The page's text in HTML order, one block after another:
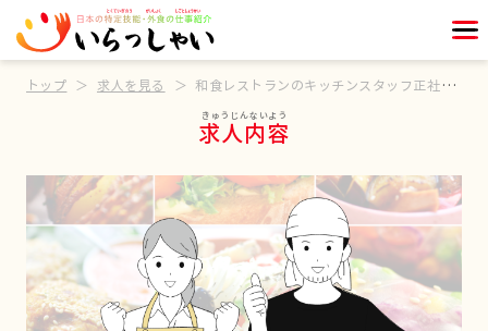
トップ 求人を見る 和食レストランのキッチンスタッフ正社員募集
求人内容